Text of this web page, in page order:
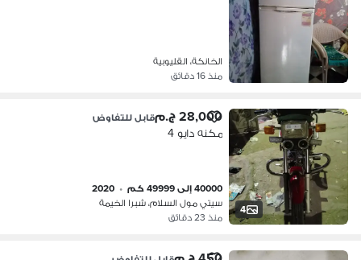
الخانكة، القليوبية
منذ 16 دقائق
4
28,000 ج.م قابل للتفاوض
مكنه دايو 4
40000 إلى 49999 كم •
2020
سيتي مول السلام، شبرا الخيمة
منذ 23 دقائق